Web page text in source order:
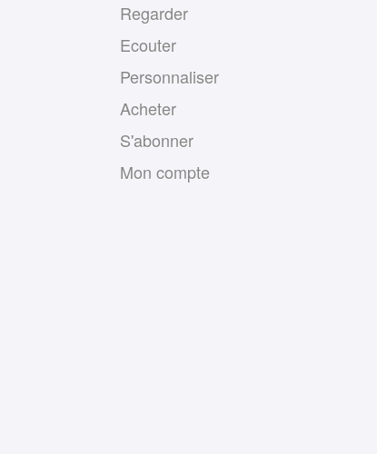
Regarder
Ecouter
Personnaliser
Acheter
S'abonner
Mon compte